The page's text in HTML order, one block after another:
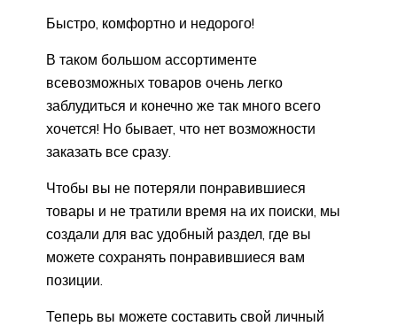
Быстро, комфортно и недорого!
В таком большом ассортименте
всевозможных товаров очень легко
заблудиться и конечно же так много всего
хочется! Но бывает, что нет возможности
заказать все сразу.
Чтобы вы не потеряли понравившиеся
товары и не тратили время на их поиски, мы
создали для вас удобный раздел, где вы
можете сохранять понравившиеся вам
позиции.
Теперь вы можете составить свой личный